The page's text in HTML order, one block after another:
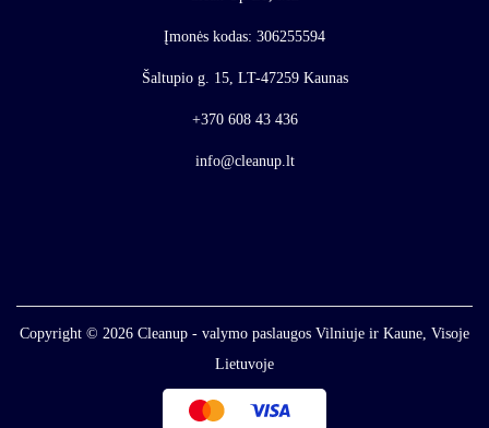
Įmonės kodas: 306255594
Šaltupio g. 15, LT-47259 Kaunas
+370 608 43 436
info@cleanup.lt
Copyright © 2026 Cleanup - valymo paslaugos Vilniuje ir Kaune, Visoje
Lietuvoje